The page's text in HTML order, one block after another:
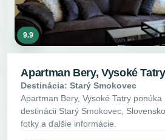
9.9
Apartman Bery, Vysoké Tatry
Destinácia: Starý Smokovec
Apartman Bery, Vysoké Tatry
destinácii Starý Smokovec,
fotky a ďalšie informácie.